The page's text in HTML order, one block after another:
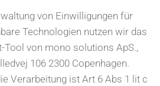
von Einwilligungen für
Technologien nutzen wir das
Tool von mono solutions ApS.,
106 2300 Copenhagen.
Verarbeitung ist Art 6 Abs 1 lit c